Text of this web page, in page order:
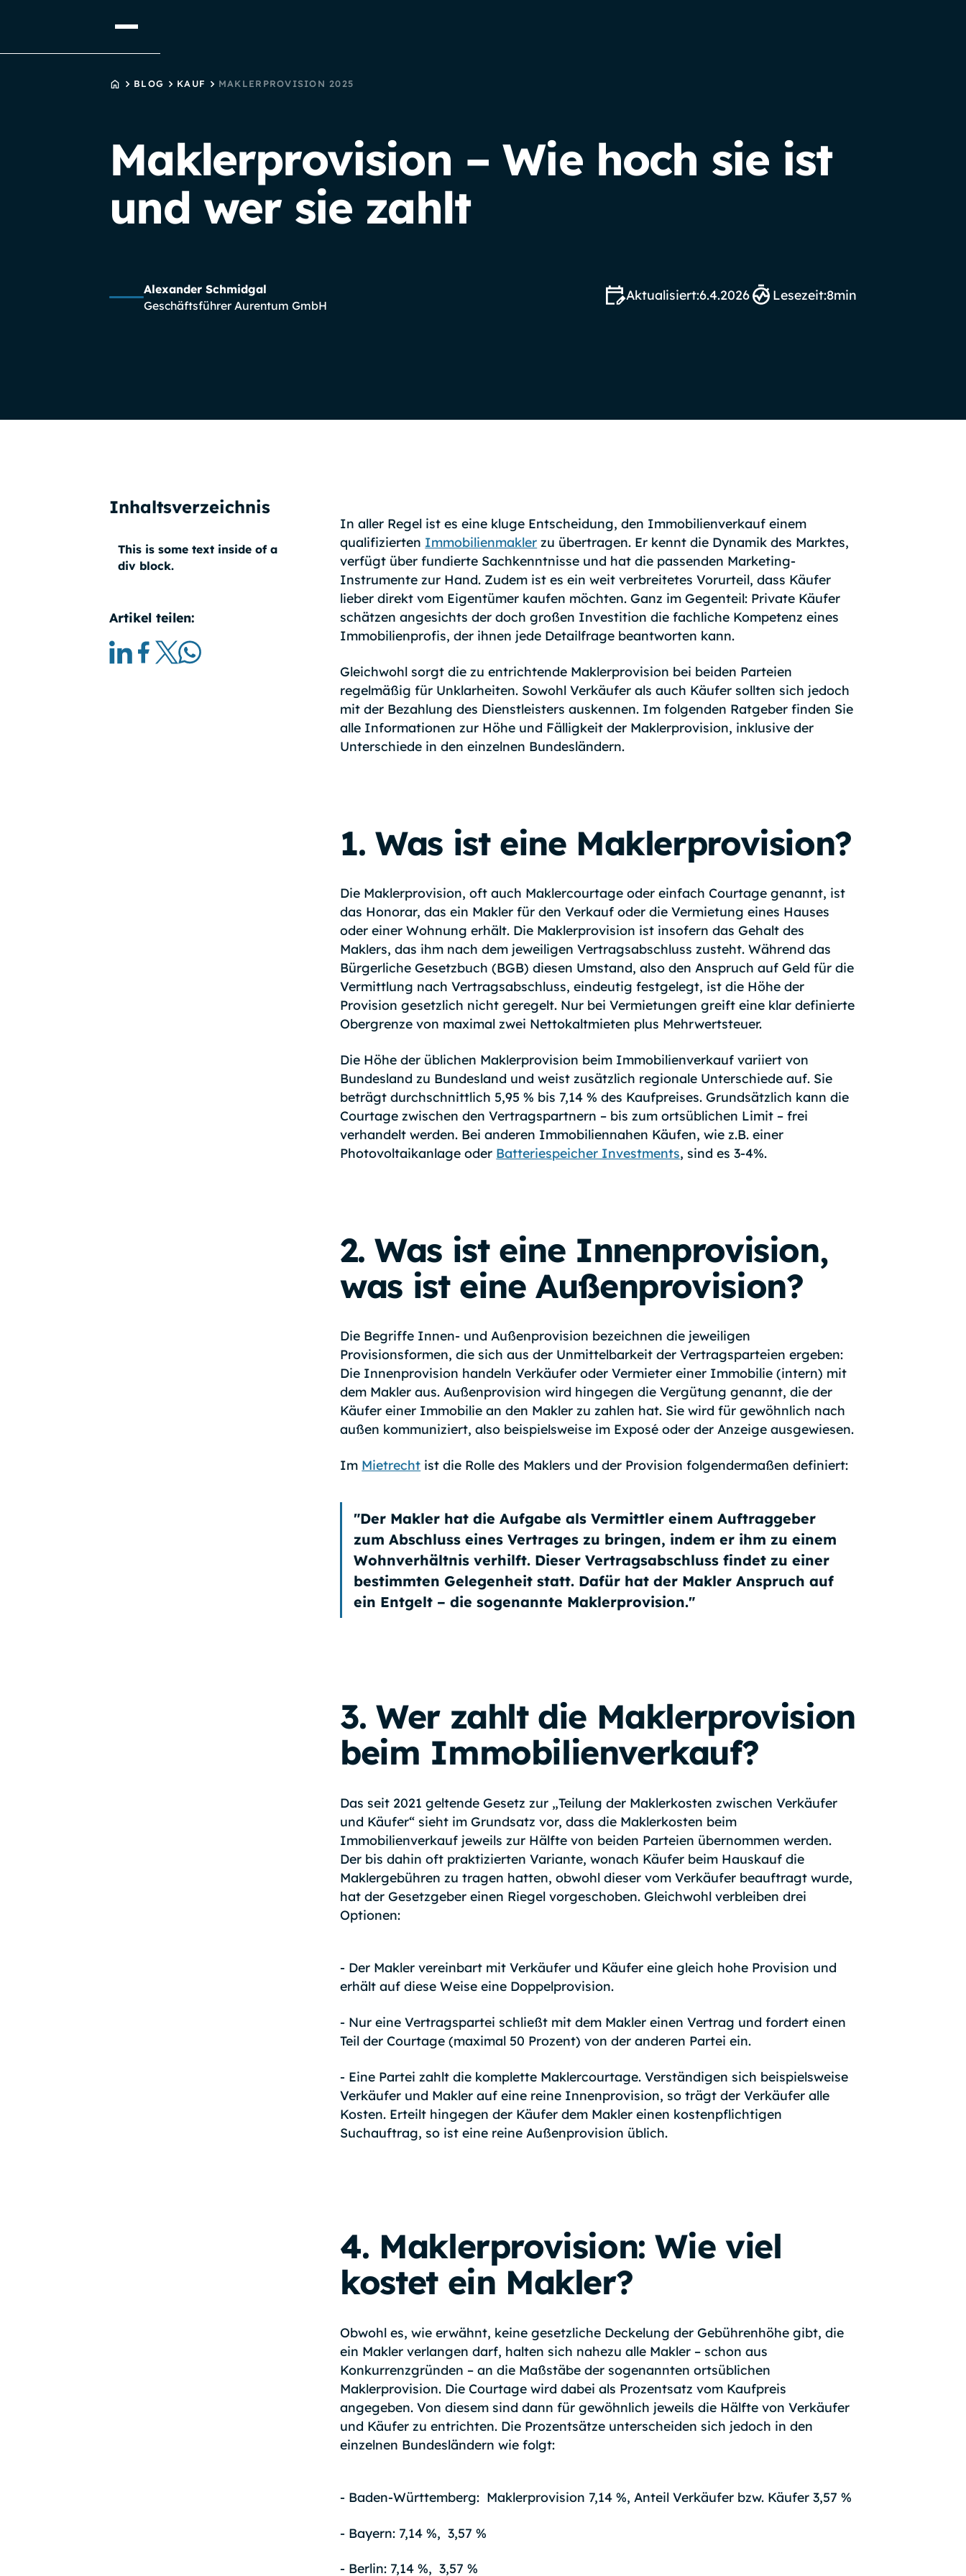
STARTSEITE
BLOG KAUF MAKLERPROVISION 2025
Maklerprovision – Wie hoch sie ist
und wer sie zahlt
Alexander Schmidgal
Geschäftsführer Aurentum GmbH
Aktualisiert:6.4.2026 Lesezeit:8min
Inhaltsverzeichnis
This is some text inside of a
div block.
Artikel teilen:
In aller Regel ist es eine kluge Entscheidung, den Immobilienverkauf einem
qualifizierten Immobilienmakler zu übertragen. Er kennt die Dynamik des Marktes,
verfügt über fundierte Sachkenntnisse und hat die passenden Marketing-
Instrumente zur Hand. Zudem ist es ein weit verbreitetes Vorurteil, dass Käufer
lieber direkt vom Eigentümer kaufen möchten. Ganz im Gegenteil: Private Käufer
schätzen angesichts der doch großen Investition die fachliche Kompetenz eines
Immobilienprofis, der ihnen jede Detailfrage beantworten kann.
Gleichwohl sorgt die zu entrichtende Maklerprovision bei beiden Parteien
regelmäßig für Unklarheiten. Sowohl Verkäufer als auch Käufer sollten sich jedoch
mit der Bezahlung des Dienstleisters auskennen. Im folgenden Ratgeber finden Sie
alle Informationen zur Höhe und Fälligkeit der Maklerprovision, inklusive der
Unterschiede in den einzelnen Bundesländern.
1. Was ist eine Maklerprovision?
Die Maklerprovision, oft auch Maklercourtage oder einfach Courtage genannt, ist
das Honorar, das ein Makler für den Verkauf oder die Vermietung eines Hauses
oder einer Wohnung erhält. Die Maklerprovision ist insofern das Gehalt des
Maklers, das ihm nach dem jeweiligen Vertragsabschluss zusteht. Während das
Bürgerliche Gesetzbuch (BGB) diesen Umstand, also den Anspruch auf Geld für die
Vermittlung nach Vertragsabschluss, eindeutig festgelegt, ist die Höhe der
Provision gesetzlich nicht geregelt. Nur bei Vermietungen greift eine klar definierte
Obergrenze von maximal zwei Nettokaltmieten plus Mehrwertsteuer.
Die Höhe der üblichen Maklerprovision beim Immobilienverkauf variiert von
Bundesland zu Bundesland und weist zusätzlich regionale Unterschiede auf. Sie
beträgt durchschnittlich 5,95 % bis 7,14 % des Kaufpreises. Grundsätzlich kann die
Courtage zwischen den Vertragspartnern – bis zum ortsüblichen Limit – frei
verhandelt werden. Bei anderen Immobiliennahen Käufen, wie z.B. einer
Photovoltaikanlage oder Batteriespeicher Investments, sind es 3-4%.
2. Was ist eine Innenprovision,
was ist eine Außenprovision?
Die Begriffe Innen- und Außenprovision bezeichnen die jeweiligen
Provisionsformen, die sich aus der Unmittelbarkeit der Vertragsparteien ergeben:
Die Innenprovision handeln Verkäufer oder Vermieter einer Immobilie (intern) mit
dem Makler aus. Außenprovision wird hingegen die Vergütung genannt, die der
Käufer einer Immobilie an den Makler zu zahlen hat. Sie wird für gewöhnlich nach
außen kommuniziert, also beispielsweise im Exposé oder der Anzeige ausgewiesen.
Im Mietrecht ist die Rolle des Maklers und der Provision folgendermaßen definiert:
"Der Makler hat die Aufgabe als Vermittler einem Auftraggeber
zum Abschluss eines Vertrages zu bringen, indem er ihm zu einem
Wohnverhältnis verhilft. Dieser Vertragsabschluss findet zu einer
bestimmten Gelegenheit statt. Dafür hat der Makler Anspruch auf
ein Entgelt – die sogenannte Maklerprovision."
3. Wer zahlt die Maklerprovision
beim Immobilienverkauf?
Das seit 2021 geltende Gesetz zur „Teilung der Maklerkosten zwischen Verkäufer
und Käufer“ sieht im Grundsatz vor, dass die Maklerkosten beim
Immobilienverkauf jeweils zur Hälfte von beiden Parteien übernommen werden.
Der bis dahin oft praktizierten Variante, wonach Käufer beim Hauskauf die
Maklergebühren zu tragen hatten, obwohl dieser vom Verkäufer beauftragt wurde,
hat der Gesetzgeber einen Riegel vorgeschoben. Gleichwohl verbleiben drei
Optionen:
- Der Makler vereinbart mit Verkäufer und Käufer eine gleich hohe Provision und
erhält auf diese Weise eine Doppelprovision.
- Nur eine Vertragspartei schließt mit dem Makler einen Vertrag und fordert einen
Teil der Courtage (maximal 50 Prozent) von der anderen Partei ein.
- Eine Partei zahlt die komplette Maklercourtage. Verständigen sich beispielsweise
Verkäufer und Makler auf eine reine Innenprovision, so trägt der Verkäufer alle
Kosten. Erteilt hingegen der Käufer dem Makler einen kostenpflichtigen
Suchauftrag, so ist eine reine Außenprovision üblich.
4. Maklerprovision: Wie viel
kostet ein Makler?
Obwohl es, wie erwähnt, keine gesetzliche Deckelung der Gebührenhöhe gibt, die
ein Makler verlangen darf, halten sich nahezu alle Makler – schon aus
Konkurrenzgründen – an die Maßstäbe der sogenannten ortsüblichen
Maklerprovision. Die Courtage wird dabei als Prozentsatz vom Kaufpreis
angegeben. Von diesem sind dann für gewöhnlich jeweils die Hälfte von Verkäufer
und Käufer zu entrichten. Die Prozentsätze unterscheiden sich jedoch in den
einzelnen Bundesländern wie folgt:
- Baden-Württemberg: Maklerprovision 7,14 %, Anteil Verkäufer bzw. Käufer 3,57 %
- Bayern: 7,14 %, 3,57 %
- Berlin: 7,14 %, 3,57 %